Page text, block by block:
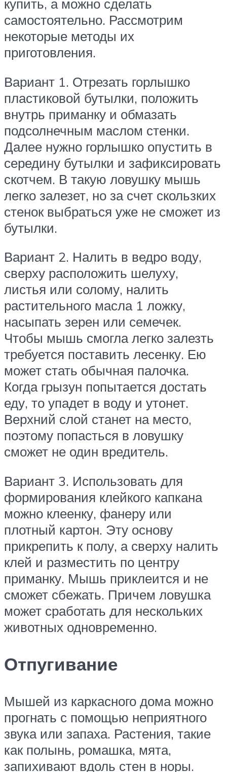
купить, а можно сделать
самостоятельно. Рассмотрим
некоторые методы их
приготовления.
Вариант 1. Отрезать горлышко
пластиковой бутылки, положить
внутрь приманку и обмазать
подсолнечным маслом стенки.
Далее нужно горлышко опустить в
середину бутылки и зафиксировать
скотчем. В такую ловушку мышь
легко залезет, но за счет скользких
стенок выбраться уже не сможет из
бутылки.
Вариант 2. Налить в ведро воду,
сверху расположить шелуху,
листья или солому, налить
растительного масла 1 ложку,
насыпать зерен или семечек.
Чтобы мышь смогла легко залезть
требуется поставить лесенку. Ею
может стать обычная палочка.
Когда грызун попытается достать
еду, то упадет в воду и утонет.
Верхний слой станет на место,
поэтому попасться в ловушку
сможет не один вредитель.
Вариант 3. Использовать для
формирования клейкого капкана
можно клеенку, фанеру или
плотный картон. Эту основу
прикрепить к полу, а сверху налить
клей и разместить по центру
приманку. Мышь приклеится и не
сможет сбежать. Причем ловушка
может сработать для нескольких
животных одновременно.
Отпугивание
Мышей из каркасного дома можно
прогнать с помощью неприятного
звука или запаха. Растения, такие
как полынь, ромашка, мята,
запихивают вдоль стен в норы.